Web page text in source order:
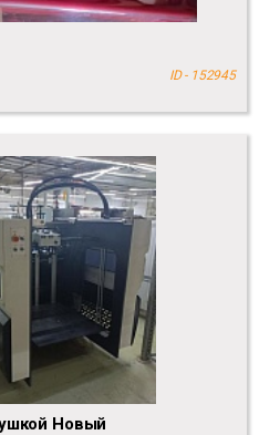
ID - 152945
Новый